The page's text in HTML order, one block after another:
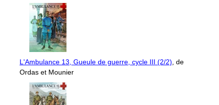
L'Ambulance 13, Gueule de guerre, cycle III (2/2) , de
Ordas et Mounier